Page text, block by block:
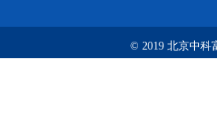
© 2019 北京中科